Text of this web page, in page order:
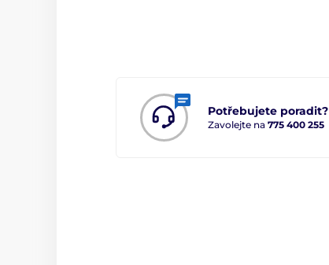
Potřebujete poradit?
Zavolejte na 775 400 255